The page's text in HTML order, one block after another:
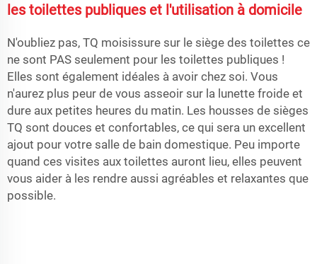
les toilettes publiques et l'utilisation à domicile
N'oubliez pas, TQ moisissure sur le siège des toilettes ce
ne sont PAS seulement pour les toilettes publiques !
Elles sont également idéales à avoir chez soi. Vous
n'aurez plus peur de vous asseoir sur la lunette froide et
dure aux petites heures du matin. Les housses de sièges
TQ sont douces et confortables, ce qui sera un excellent
ajout pour votre salle de bain domestique. Peu importe
quand ces visites aux toilettes auront lieu, elles peuvent
vous aider à les rendre aussi agréables et relaxantes que
possible.